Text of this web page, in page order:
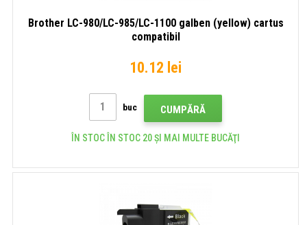
Brother LC-980/LC-985/LC-1100 galben (yellow) cartus
compatibil
10.12 lei
buc CUMPĂRĂ
ÎN STOC ÎN STOC 20 ȘI MAI MULTE BUCĂŢI